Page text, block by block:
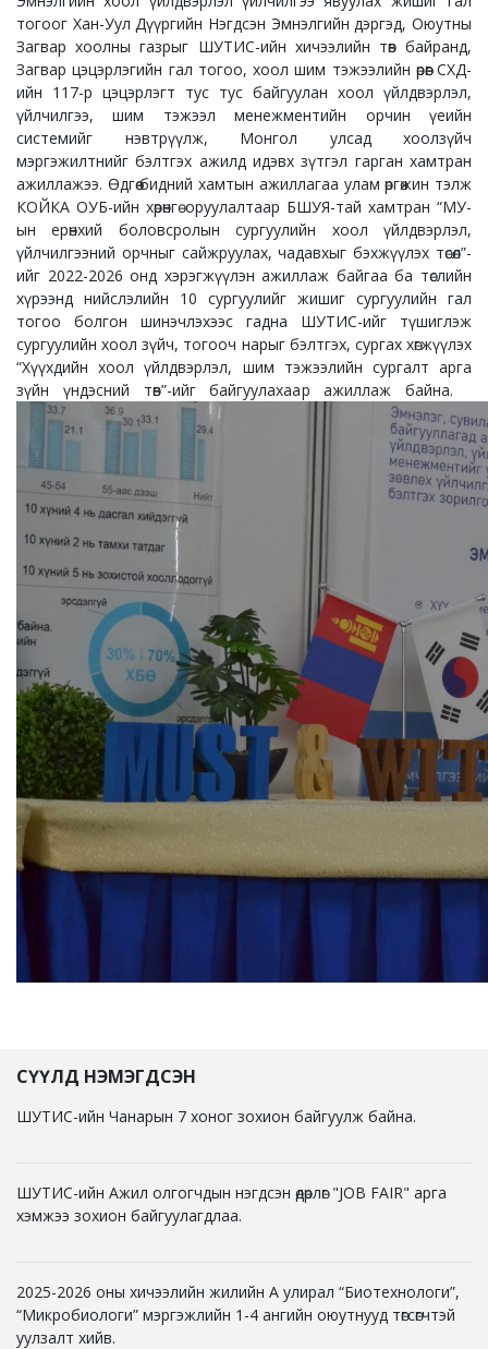
тогоог Хан-Уул Дүүргийн Нэгдсэн Эмнэлгийн дэргэд, Оюутны
Загвар хоолны газрыг ШУТИС-ийн хичээлийн төв байранд,
Загвар цэцэрлэгийн гал тогоо, хоол шим тэжээлийн өрөөг СХД-
ийн 117-р цэцэрлэгт тус тус байгуулан хоол үйлдвэрлэл,
үйлчилгээ, шим тэжээл менежментийн орчин үеийн
системийг нэвтрүүлж, Монгол улсад хоолзүйч
мэргэжилтнийг бэлтгэх ажилд идэвх зүтгэл гарган хамтран
ажиллажээ. Өдгөө бидний хамтын ажиллагаа улам өргөжин тэлж
КОЙКА ОУБ-ийн хөрөнгө оруулалтаар БШУЯ-тай хамтран “МУ-
ын ерөнхий боловсролын сургуулийн хоол үйлдвэрлэл,
үйлчилгээний орчныг сайжруулах, чадавхыг бэхжүүлэх төсөл”-
ийг 2022-2026 онд хэрэгжүүлэн ажиллаж байгаа ба төслийн
хүрээнд нийслэлийн 10 сургуулийг жишиг сургуулийн гал
тогоо болгон шинэчлэхээс гадна ШУТИС-ийг түшиглэж
сургуулийн хоол зүйч, тогооч нарыг бэлтгэх, сургах хөгжүүлэх
“Хүүхдийн хоол үйлдвэрлэл, шим тэжээлийн сургалт арга
зүйн үндэсний төв”-ийг байгуулахаар ажиллаж байна.
СҮҮЛД НЭМЭГДСЭН
ШУТИС-ийн Чанарын 7 хоног зохион байгуулж байна.
ШУТИС-ийн Ажил олгогчдын нэгдсэн өдөрлөг "JOB FAIR" арга
хэмжээ зохион байгуулагдлаа.
2025-2026 оны хичээлийн жилийн А улирал “Биотехнологи”,
“Микробиологи” мэргэжлийн 1-4 ангийн оюутнууд төгсөгчтэй
уулзалт хийв.